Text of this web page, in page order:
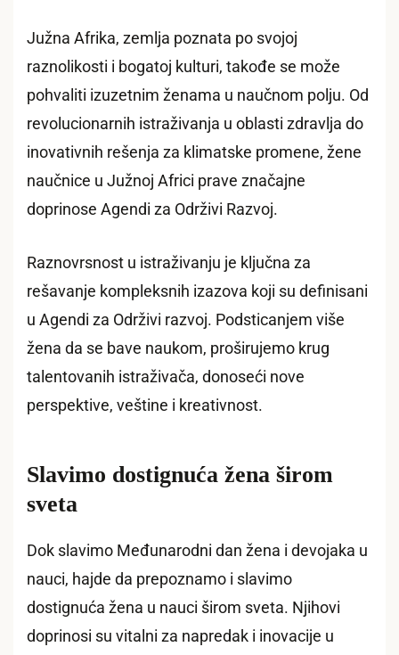
Južna Afrika, zemlja poznata po svojoj
raznolikosti i bogatoj kulturi, takođe se može
pohvaliti izuzetnim ženama u naučnom polju. Od
revolucionarnih istraživanja u oblasti zdravlja do
inovativnih rešenja za klimatske promene, žene
naučnice u Južnoj Africi prave značajne
doprinose Agendi za Održivi Razvoj.
Raznovrsnost u istraživanju je ključna za
rešavanje kompleksnih izazova koji su definisani
u Agendi za Održivi razvoj. Podsticanjem više
žena da se bave naukom, proširujemo krug
talentovanih istraživača, donoseći nove
perspektive, veštine i kreativnost.
Slavimo dostignuća žena širom
sveta
Dok slavimo Međunarodni dan žena i devojaka u
nauci, hajde da prepoznamo i slavimo
dostignuća žena u nauci širom sveta. Njihovi
doprinosi su vitalni za napredak i inovacije u